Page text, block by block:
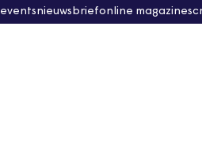
eventsnieuwsbriefonline magazine